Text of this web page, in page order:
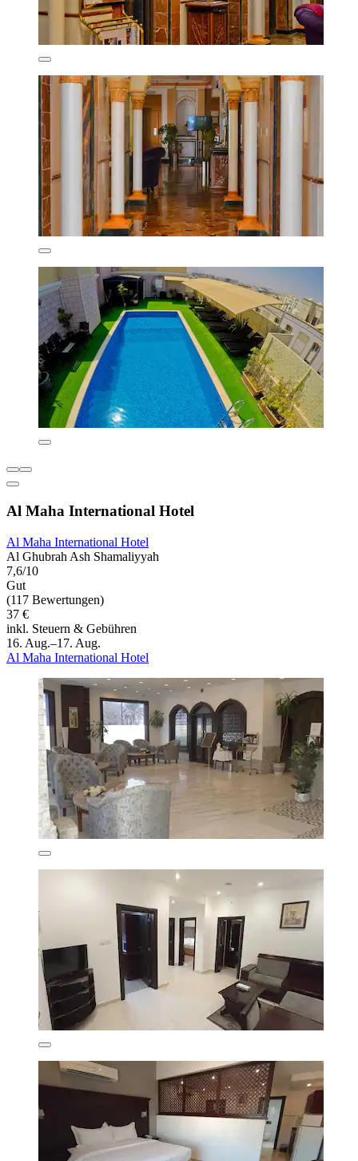
Al Maha International Hotel
Al Maha International Hotel
Al Ghubrah Ash Shamaliyyah
7,6/10
Gut
(117 Bewertungen)
37 €
inkl. Steuern & Gebühren
16. Aug.–17. Aug.
Al Maha International Hotel